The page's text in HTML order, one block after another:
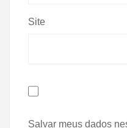
Site
Salvar meus dados